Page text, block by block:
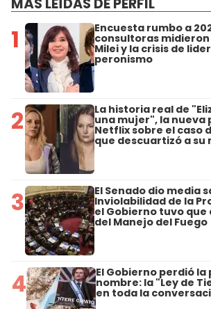
1 Encuesta rumbo a
consultoras
Milei y la crisis de
peronismo
2 La historia real de
una mujer", la nueva
Netflix sobre el caso
que descuartizó a su
3 El Senado dio media
Inviolabilidad de la
el Gobierno tuvo que
del Manejo del Fuego
4 El Gobierno perdió la
nombre: la "Ley de
en toda la